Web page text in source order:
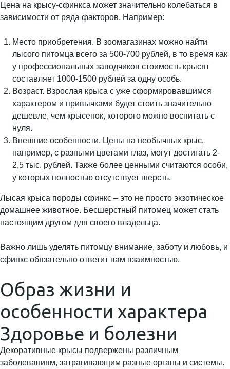
Цена на крысу-сфинкса может значительно колебаться в
зависимости от ряда факторов. Например:
Место приобретения. В зоомагазинах можно найти
лысого питомца всего за 500-700 рублей, в то время как
у профессиональных заводчиков стоимость крысят
составляет 1000-1500 рублей за одну особь.
Возраст. Взрослая крыса с уже сформировавшимся
характером и привычками будет стоить значительно
дешевле, чем крысенок, которого можно воспитать с
нуля.
Внешние особенности. Цены на необычных крыс,
например, с разными цветами глаз, могут достигать 2-
2,5 тыс. рублей. Также более ценными считаются особи,
у которых полностью отсутствует шерсть.
Лысая крыса породы сфинкс – это не просто экзотическое
домашнее животное. Бесшерстный питомец может стать
настоящим другом для своего владельца.
Важно лишь уделять питомцу внимание, заботу и любовь, и
сфинкс обязательно ответит вам взаимностью.
Образ жизни и
особенности характера
Здоровье и болезни
Декоративные крысы подвержены различным
заболеваниям, затрагивающим разные органы и системы.